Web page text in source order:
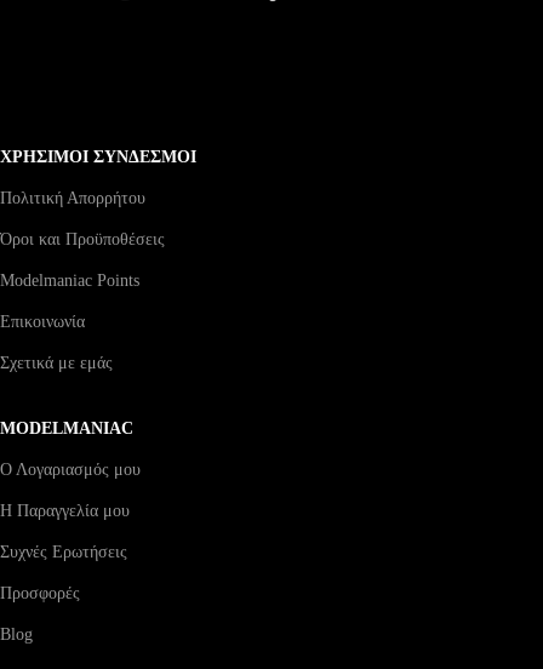
ΧΡΗΣΙΜΟΙ ΣΥΝΔΕΣΜΟΙ
Πολιτική Απορρήτου
Όροι και Προϋποθέσεις
Modelmaniac Points
Επικοινωνία
Σχετικά με εμάς
MODELMANIAC
Ο Λογαριασμός μου
Η Παραγγελία μου
Συχνές Ερωτήσεις
Προσφορές
Blog